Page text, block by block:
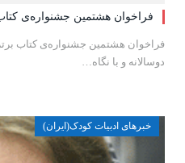
فراخوان هشتمین جشنواره‌ی
فراخوان هشتمین جشنواره‌ی کتاب
دوسالانه و با نگاه…
خبرهای ادبیات کودک(ایران)